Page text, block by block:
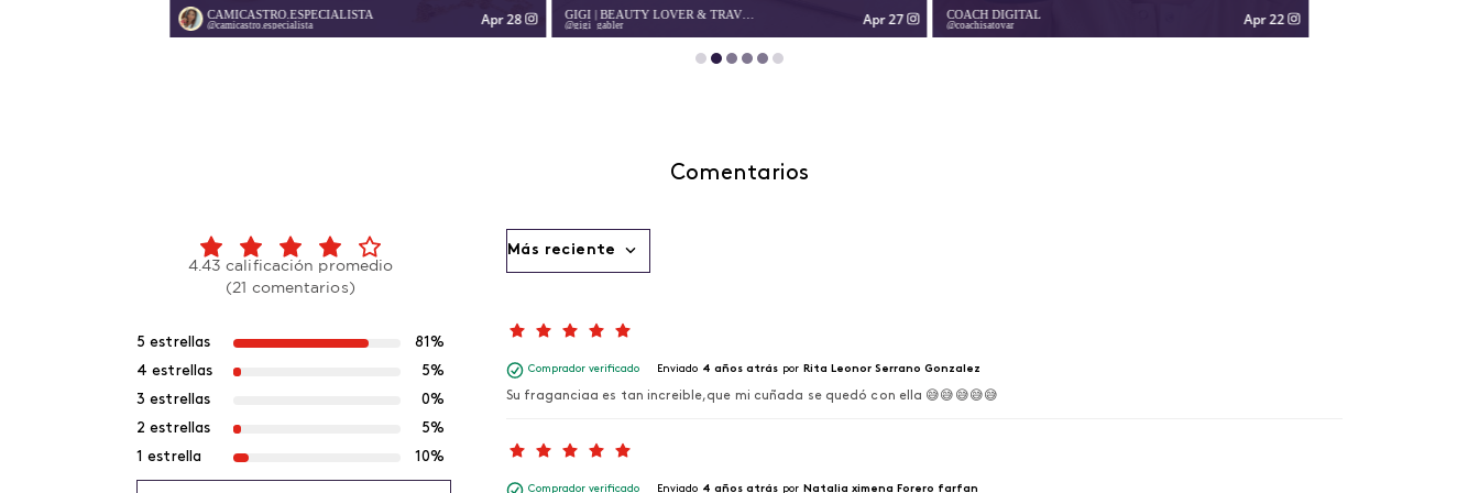
GIGI | BEAUTY LOVER & TRAVEL FANATIC
gigi_gabler Apr 27 COACH DIGITAL
coachisatovar Apr 22 MARÍA
coachdigitalmaria Apr 21
Comentarios
4.43 calificación promedio
(21 comentarios)
5 estrellas
81%
4 estrellas
5%
3 estrellas
0%
2 estrellas
5%
1 estrella
10%
Más reciente
Comprador verificado Enviado 4 años atrás por Rita Leonor Serrano Gonzalez
Su fraganciaa es tan increible,que mi cuñada se quedó con ella 😅😅😅😅😅
Comprador verificado Enviado 4 años atrás por Natalia ximena Forero farfan